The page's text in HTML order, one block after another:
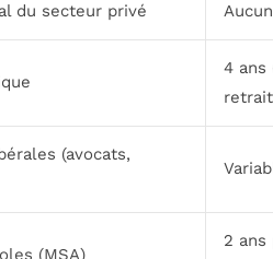
du secteur privé
4 ans
(avocats,
(MSA)
2 ans